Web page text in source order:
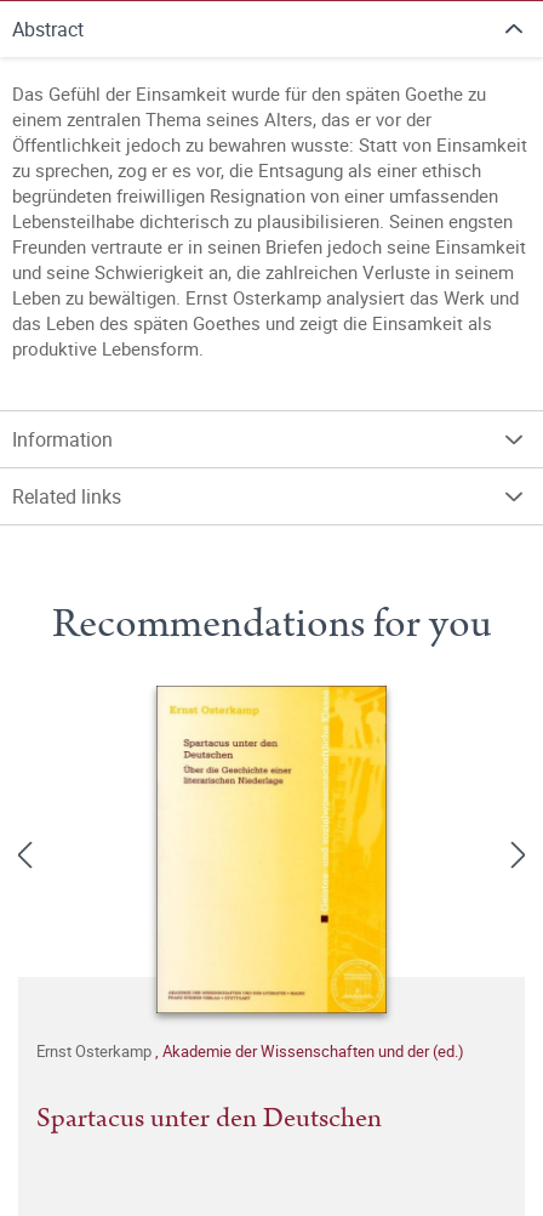
Abstract
Das Gefühl der Einsamkeit wurde für den späten Goethe zu
einem zentralen Thema seines Alters, das er vor der
Öffentlichkeit jedoch zu bewahren wusste: Statt von Einsamkeit
zu sprechen, zog er es vor, die Entsagung als einer ethisch
begründeten freiwilligen Resignation von einer umfassenden
Lebensteilhabe dichterisch zu plausibilisieren. Seinen engsten
Freunden vertraute er in seinen Briefen jedoch seine Einsamkeit
und seine Schwierigkeit an, die zahlreichen Verluste in seinem
Leben zu bewältigen. Ernst Osterkamp analysiert das Werk und
das Leben des späten Goethes und zeigt die Einsamkeit als
produktive Lebensform.
Information
Related links
Recommendations for you
Ernst Osterkamp, Akademie der Wissenschaften und der (ed.)
Spartacus unter den Deutschen